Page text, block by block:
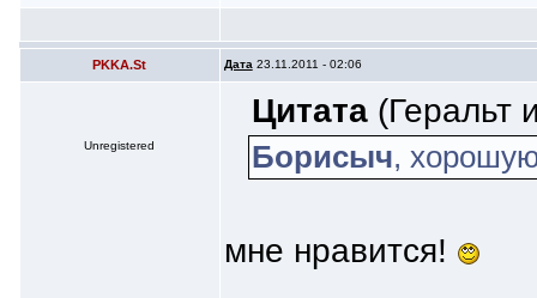
PKKA.St Дата 23.11.2011 - 02:06
Unregistered
Цитата (Геральт
Борисыч,
мне нравится!